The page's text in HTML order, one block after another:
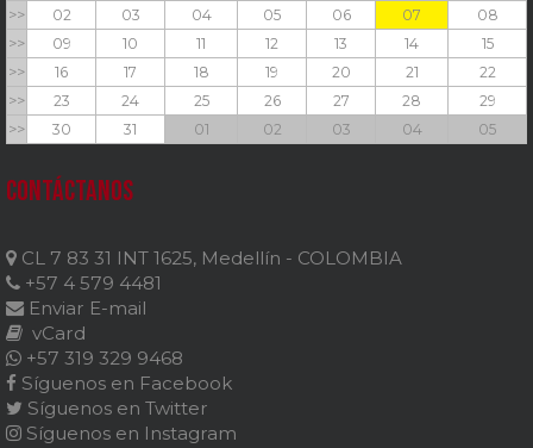
>>
02 03 04 05 06 07
08
>>
09 10 11 12 13 14
15
>>
16 17 18 19 20 21
22
>>
23 24 25 26 27 28
29
>>
30 31 01 02 03 04 05
Contáctanos
CL 7 83 31 INT 1625, Medellín - COLOMBIA
+57 4 579 4481
Enviar E-mail
vCard
+57 319 329 9468
Síguenos en Facebook
Síguenos en Twitter
Síguenos en Instagram